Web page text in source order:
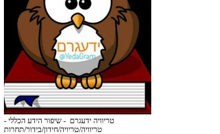
טריוויה ידעגרם - שיפור הידע הכללי -
טריוויה/טריויה/חידון/בידור/תחרות